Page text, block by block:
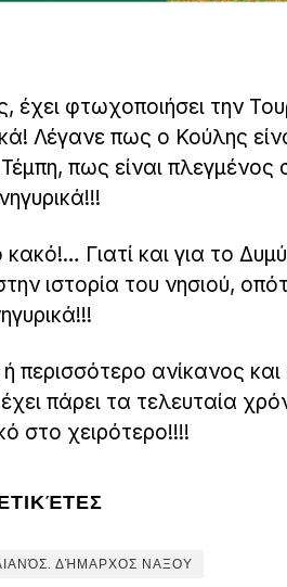
φτωχοποιήσει την
Λέγανε πως ο Κούλης
πως είναι πλεγμένος
Γιατί και για το
ιστορία του νησιού,
περισσότερο ανίκανος
πάρει τα τελευταία
στο χειρότερο!!!!
ΔΉΜΑΡΧΟΣ ΝΑΞΟΥ